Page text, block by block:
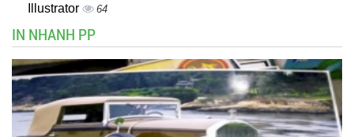
Illustrator
64
IN NHANH PP